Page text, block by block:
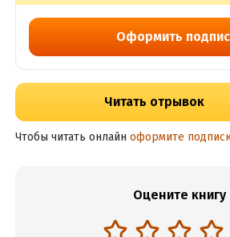
Оформить
Читать отрывок
Чтобы читать онлайн оформите
Оцените книгу